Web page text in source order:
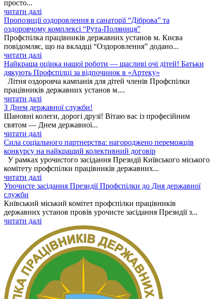
просто...
читати далі
Пропозиції оздоровлення в санаторії “Діброва” та
оздоровчому комплексі “Рута-Поляниця”
Профспілка працівників державних установ м. Києва
повідомляє, що на вкладці “Оздоровлення” додано...
читати далі
Найкраща оцінка нашої роботи — щасливі очі дітей! Батьки
дякують Профспілці за відпочинок в «Артеку»
Літня оздоровча кампанія для дітей членів Профспілки
працівників державних установ м....
читати далі
З Днем державної служби!
Шановні колеги, дорогі друзі! Вітаю вас із професійним
святом — Днем державної...
читати далі
Сила соціального партнерства: нагороджено переможців
конкурсу на найкращий колективний договір
У рамках урочистого засідання Президії Київського міського
комітету профспілки працівників державних...
читати далі
Урочисте засідання Президії Профспілки до Дня державної
служби
Київський міський комітет профспілки працівників
державних установ провів урочисте засідання Президії з...
читати далі